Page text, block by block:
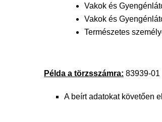
Vakok és
Vakok és
Természetes
Példa a törzsszámra: 83939-01
A beírt adatokat követően